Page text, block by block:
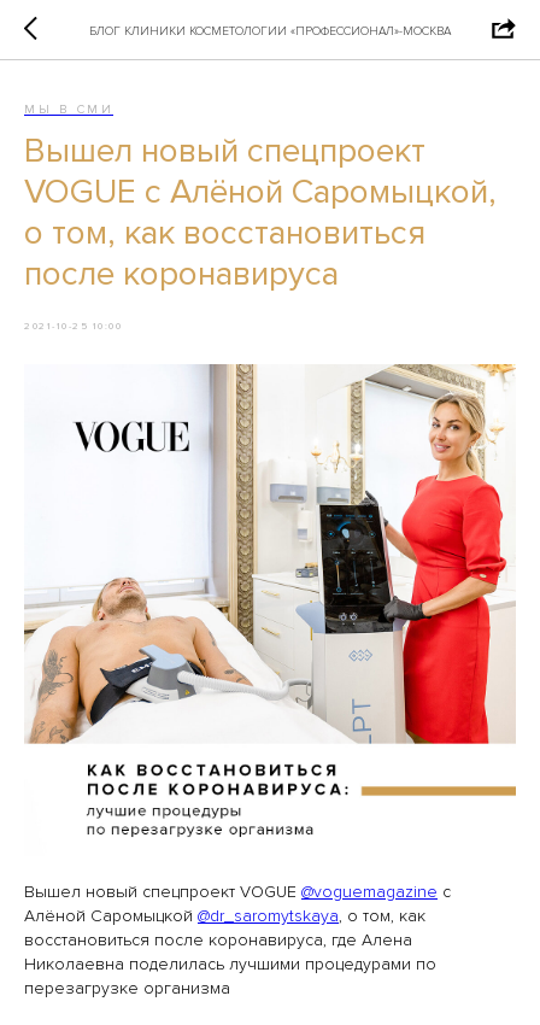
БЛОГ КЛИНИКИ КОСМЕТОЛОГИИ «ПРОФЕССИОНАЛ»-МОСКВА
МЫ В СМИ
Вышел новый спецпроект
VOGUE с Алёной Саромыцкой,
о том, как восстановиться
после коронавируса
2021-10-25 10:00
Вышел новый спецпроект VOGUE @voguemagazine с
Алёной Саромыцкой @dr_saromytskaya, о том, как
восстановиться после коронавируса, где Алена
Николаевна поделилась лучшими процедурами по
перезагрузке организма